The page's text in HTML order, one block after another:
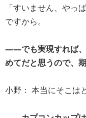
「すいません、やっ
ですから。
――でも実現すれば
めてだと思うので、
小野： 本当にそこは